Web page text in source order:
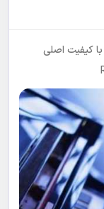
با کیفیت اصلی